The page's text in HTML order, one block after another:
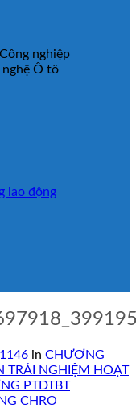
nghiệp
Ô tô
lao động
in CHƯƠNG
TRẢI NGHIỆM HOẠT
PTDTBT
CHRO